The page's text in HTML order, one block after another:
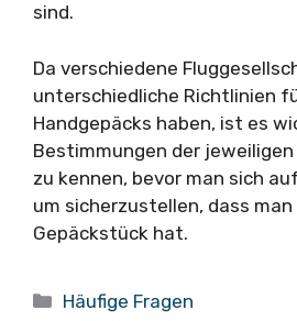
sind.
Da verschiedene
unterschiedliche Richtlinien
Handgepäcks haben, ist es
Bestimmungen der
zu kennen, bevor man sich
um sicherzustellen, dass
Gepäckstück hat.
Kategorien
Häufige Fragen